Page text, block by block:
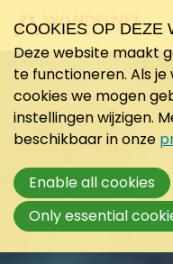
COOKIES OP DEZE
Deze website maakt
te functioneren. Als
cookies we mogen
instellingen wijzigen.
beschikbaar in onze
Enable all cookies
Only essential